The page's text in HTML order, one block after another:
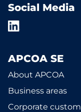
Social Media
APCOA SE
About APCOA
Business areas
Corporate